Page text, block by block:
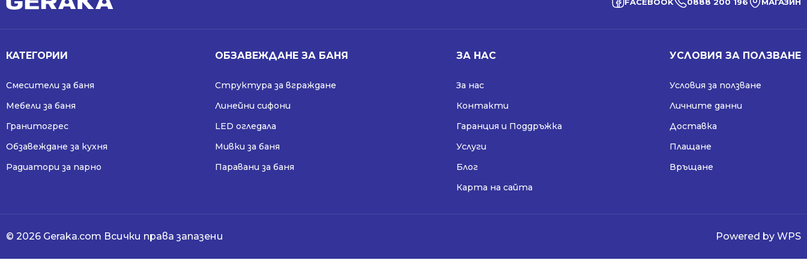
КАТЕГОРИИ
Смесители за баня
Мебели за баня
Гранитогрес
Обзавеждане за кухня
Радиатори за парно
ОБЗАВЕЖДАНЕ ЗА БАНЯ
Структура за вграждане
Линейни сифони
LED огледала
Мивки за баня
Паравани за баня
ЗА НАС
За нас
Контакти
Гаранция и Поддръжка
Услуги
Блог
Карта на сайта
УСЛОВИЯ ЗА ПОЛЗВАНЕ
Условия за ползване
Личните данни
Доставка
Плащане
Връщане
© 2026 Geraka.com Всички права запазени Powered by WPS